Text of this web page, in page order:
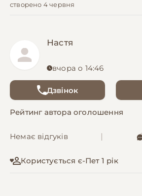
створено 4 червня
Настя
вчора о 14:46
Дзвінок
Рейтинг автора оголошення
Немає відгуків
Користується є-Пет 1 рік